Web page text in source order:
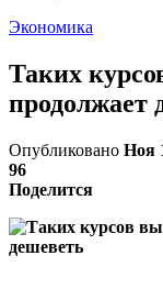
Экономика
Таких
продолжает
Опубликовано Ноя
96
Поделится